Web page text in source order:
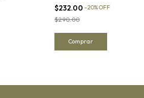
$232.00 -20%OFF
$290.00